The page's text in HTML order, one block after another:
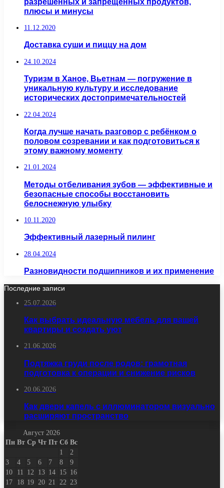
плюсы и минусы
11.12.2020
Доставка суши и пиццу на дом
24.10.2024
Туризм в Ханое, Вьетнам — погружение в
уникальную культуру и исследование
исторических достопримечательностей
22.04.2024
Когда лучше начать разговор с ребёнком о
половом созревании и как подготовиться к
этому важному моменту
21.01.2024
Методы отбеливания зубов — эффективные и
безопасные способы восстановить
белоснежную улыбку
10.11.2020
Эффективный лазерный пилинг
28.04.2024
Разновидности подшипников и их применение
Последние записи
25.07.2026
Как выбрать идеальную мебель для вашей
квартиры и создать уют
21.06.2026
Подтяжка груди после родов: грамотная
подготовка к операции и снижение рисков
20.06.2026
Как двери капель с иллюминатором визуально
расширяют пространство
Август 2026
Пн Вт Ср Чт Пт Сб Вс
1
2
3
4 5 6 7 8
9
10
11 12 13 14 15 16
17
18 19 20 21 22 23